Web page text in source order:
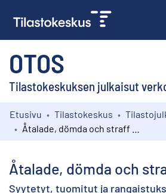
OTOS
Tilastokeskuksen julkaisut
Kokoelmat
Etusivu Tilastokeskus
Åtalade, dömda och
Syytetyt, tuomitut ja